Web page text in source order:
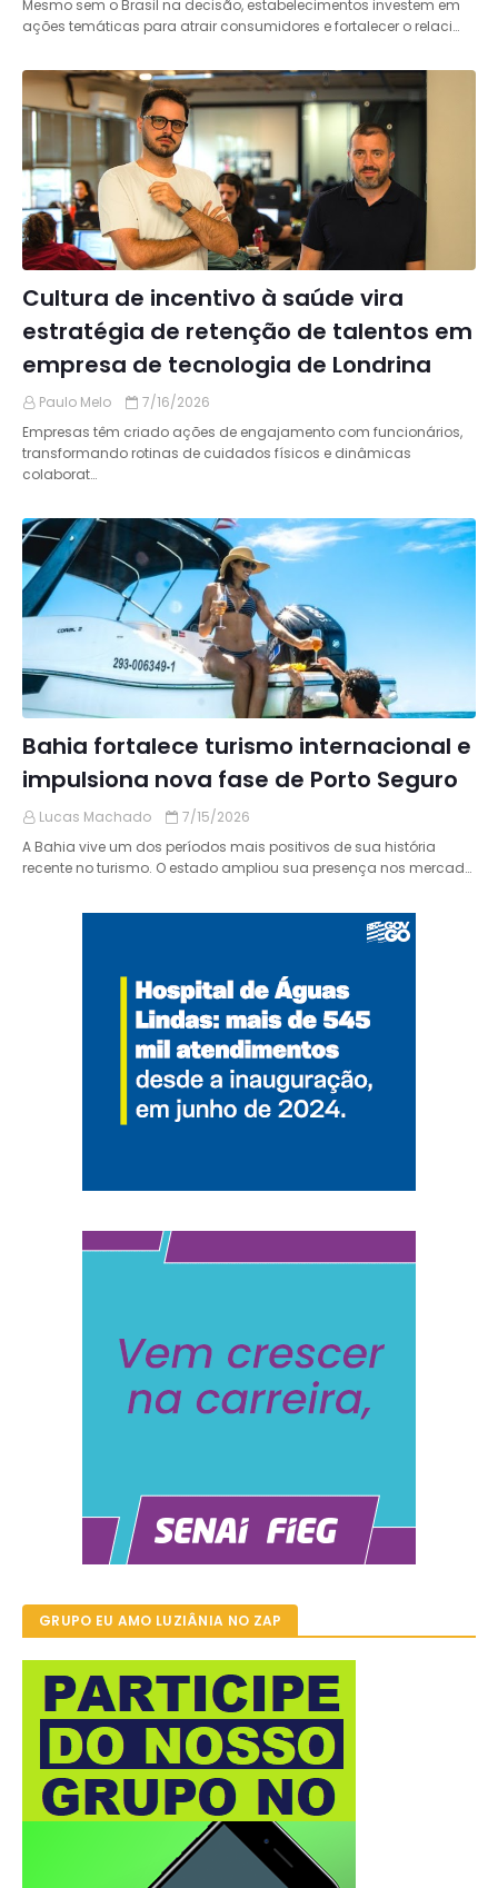
Mesmo sem o Brasil na decisão, estabelecimentos investem em
ações temáticas para atrair consumidores e fortalecer o relaci…
Cultura de incentivo à saúde vira
estratégia de retenção de talentos em
empresa de tecnologia de Londrina
Paulo Melo
7/16/2026
Empresas têm criado ações de engajamento com funcionários,
transformando rotinas de cuidados físicos e dinâmicas
colaborat…
Bahia fortalece turismo internacional e
impulsiona nova fase de Porto Seguro
Lucas Machado
7/15/2026
A Bahia vive um dos períodos mais positivos de sua história
recente no turismo. O estado ampliou sua presença nos mercad…
GRUPO EU AMO LUZIÂNIA NO ZAP